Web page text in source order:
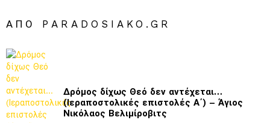
ΑΠΌ PARADOSIAKO.GR
Δρόμος δίχως Θεό δεν αντέχεται…
(Ιεραποστολικές επιστολές Α΄) – Άγιος
Νικόλαος Βελιμίροβιτς